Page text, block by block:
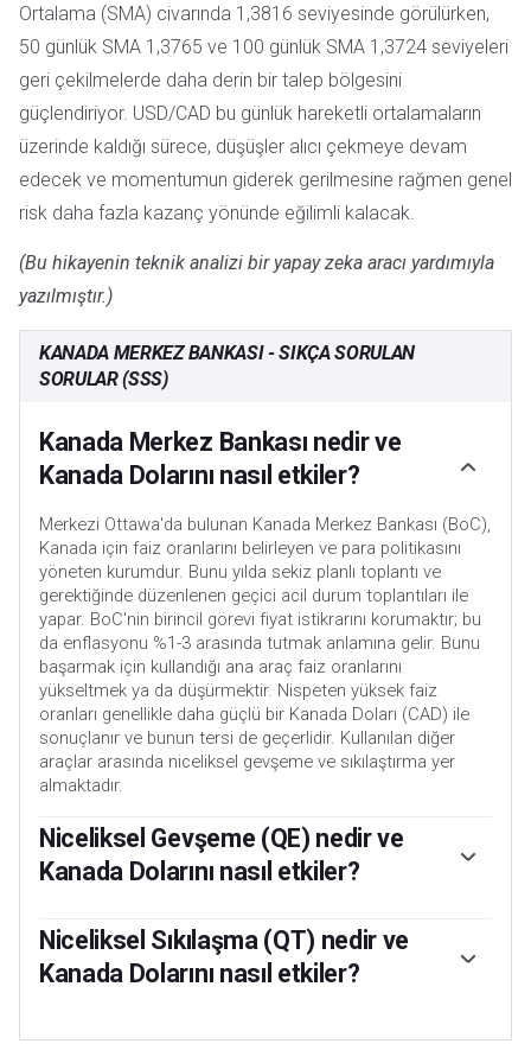
Ortalama (SMA) civarında 1,3816 seviyesinde görülürken,
50 günlük SMA 1,3765 ve 100 günlük SMA 1,3724 seviyeleri
geri çekilmelerde daha derin bir talep bölgesini
güçlendiriyor. USD/CAD bu günlük hareketli ortalamaların
üzerinde kaldığı sürece, düşüşler alıcı çekmeye devam
edecek ve momentumun giderek gerilmesine rağmen genel
risk daha fazla kazanç yönünde eğilimli kalacak.
(Bu hikayenin teknik analizi bir yapay zeka aracı yardımıyla
yazılmıştır.)
KANADA MERKEZ BANKASI - SIKÇA SORULAN
SORULAR (SSS)
Kanada Merkez Bankası nedir ve
Kanada Dolarını nasıl etkiler?
Merkezi Ottawa'da bulunan Kanada Merkez Bankası (BoC),
Kanada için faiz oranlarını belirleyen ve para politikasını
yöneten kurumdur. Bunu yılda sekiz planlı toplantı ve
gerektiğinde düzenlenen geçici acil durum toplantıları ile
yapar. BoC'nin birincil görevi fiyat istikrarını korumaktır; bu
da enflasyonu %1-3 arasında tutmak anlamına gelir. Bunu
başarmak için kullandığı ana araç faiz oranlarını
yükseltmek ya da düşürmektir. Nispeten yüksek faiz
oranları genellikle daha güçlü bir Kanada Doları (CAD) ile
sonuçlanır ve bunun tersi de geçerlidir. Kullanılan diğer
araçlar arasında niceliksel gevşeme ve sıkılaştırma yer
almaktadır.
Niceliksel Gevşeme (QE) nedir ve
Kanada Dolarını nasıl etkiler?
Gevşeme adı verilen bir politika aracını devreye sokabilir.
QE, BoC'nin finansal kurumlardan varlık - genellikle devlet
veya şirket tahvilleri - satın almak amacıyla Kanada Doları
Niceliksel Sıkılaşma (QT) nedir ve
Kanada Dolarını nasıl etkiler?
ekonomik toparlanma başladığında ve enflasyon